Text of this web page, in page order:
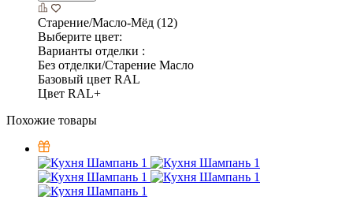
Старение/Масло-Мёд (12)
Выберите цвет:
Варианты отделки :
Без отделки/Старение Масло
Базовый цвет RAL
Цвет RAL+
Похожие товары